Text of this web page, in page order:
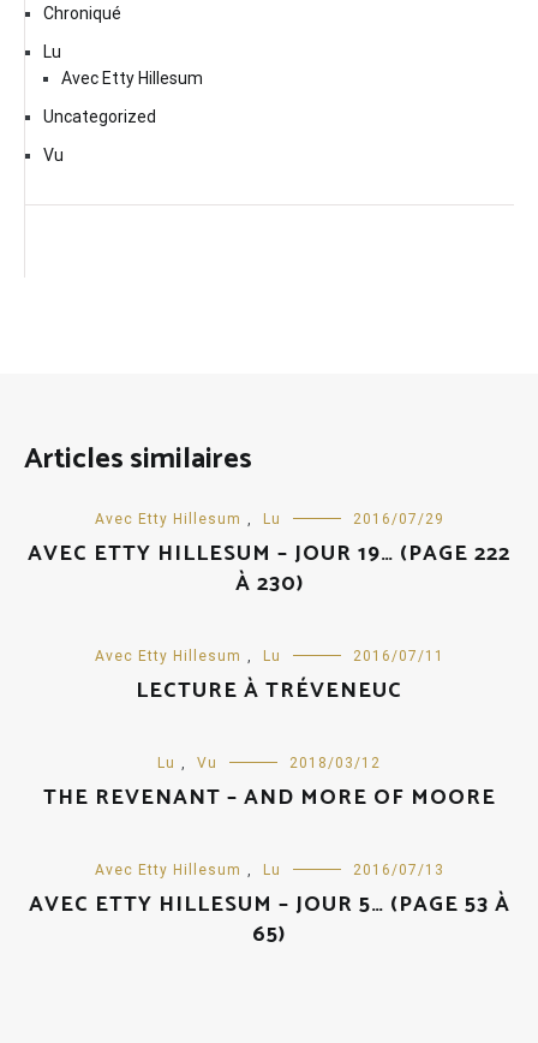
Chroniqué
Lu
Avec Etty Hillesum
Uncategorized
Vu
Articles similaires
Avec Etty Hillesum , Lu 2016/07/29
AVEC ETTY HILLESUM – JOUR 19… (PAGE 222
À 230)
Avec Etty Hillesum , Lu 2016/07/11
LECTURE À TRÉVENEUC
Lu , Vu 2018/03/12
THE REVENANT – AND MORE OF MOORE
Avec Etty Hillesum , Lu 2016/07/13
AVEC ETTY HILLESUM – JOUR 5… (PAGE 53 À
65)